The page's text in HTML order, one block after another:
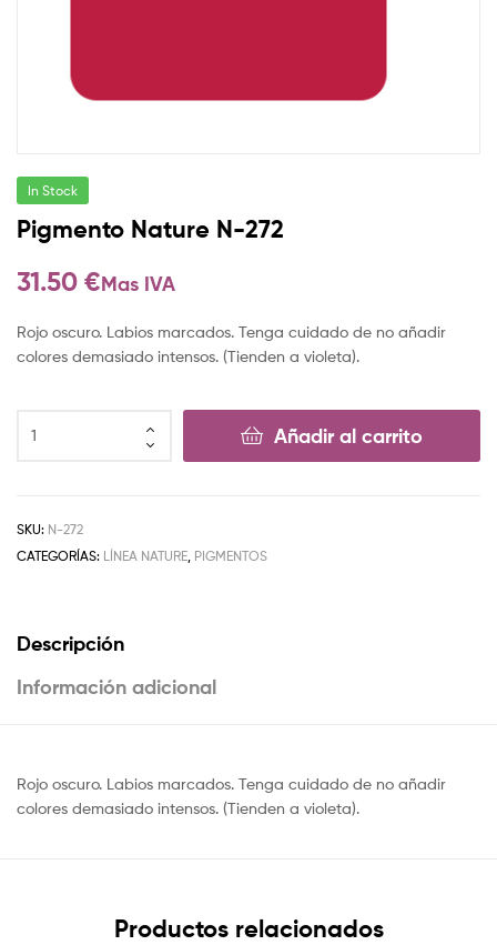
In Stock
Pigmento Nature N-272
31.50 €Mas IVA
Rojo oscuro. Labios marcados. Tenga cuidado de no añadir
colores demasiado intensos. (Tienden a violeta).
Añadir al carrito
SKU: N-272
CATEGORÍAS: LÍNEA NATURE PIGMENTOS
Descripción
Información adicional
Rojo oscuro. Labios marcados. Tenga cuidado de no añadir
colores demasiado intensos. (Tienden a violeta).
Productos relacionados